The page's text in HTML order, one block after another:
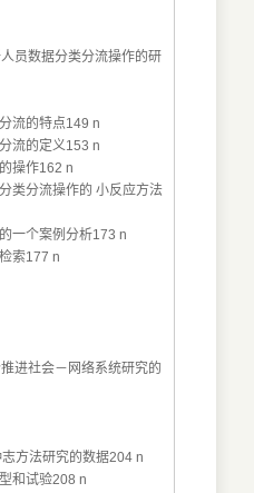
员数据分类分流操作的研
流的特点149 n
流的定义153 n
操作162 n
类分流操作的 小反应方法
一个案例分析173 n
索177 n
进社会－网络系统研究的
方法研究的数据204 n
和试验208 n